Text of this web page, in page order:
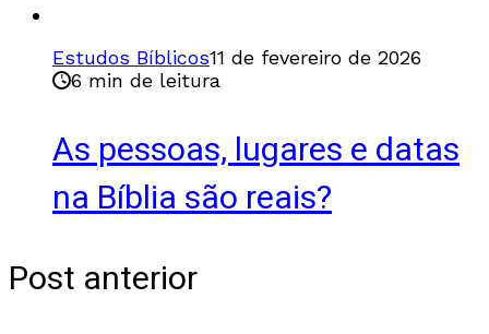
Estudos Bíblicos11 de fevereiro de 2026
6 min de leitura
As pessoas, lugares e datas
na Bíblia são reais?
Post anterior